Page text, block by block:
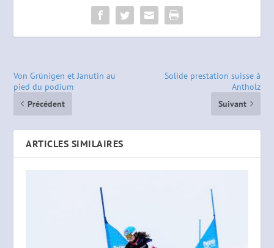
Von Grünigen et Janutin au
pied du podium
Précédent
Solide prestation suisse à
Antholz
Suivant
ARTICLES SIMILAIRES